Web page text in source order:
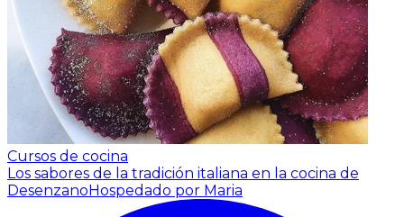
Cursos de cocina
Los sabores de la tradición italiana en la cocina de
DesenzanoHospedado por Maria